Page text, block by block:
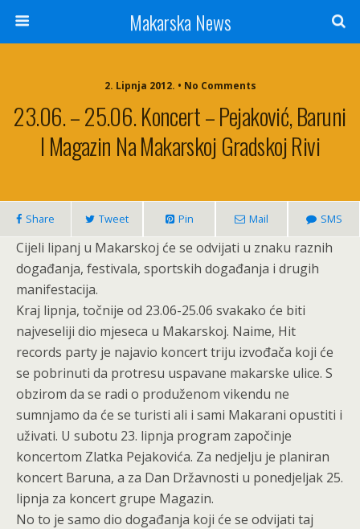
Makarska News
2. Lipnja 2012. • No Comments
23.06. – 25.06. Koncert – Pejaković, Baruni
I Magazin Na Makarskoj Gradskoj Rivi
Share Tweet Pin Mail SMS
Cijeli lipanj u Makarskoj će se odvijati u znaku raznih
događanja, festivala, sportskih događanja i drugih
manifestacija.
Kraj lipnja, točnije od 23.06-25.06 svakako će biti
najveseliji dio mjeseca u Makarskoj. Naime, Hit
records party je najavio koncert triju izvođača koji će
se pobrinuti da protresu uspavane makarske ulice. S
obzirom da se radi o produženom vikendu ne
sumnjamo da će se turisti ali i sami Makarani opustiti i
uživati. U subotu 23. lipnja program započinje
koncertom Zlatka Pejakovića. Za nedjelju je planiran
koncert Baruna, a za Dan Državnosti u ponedjeljak 25.
lipnja za koncert grupe Magazin.
No to je samo dio događanja koji će se odvijati taj